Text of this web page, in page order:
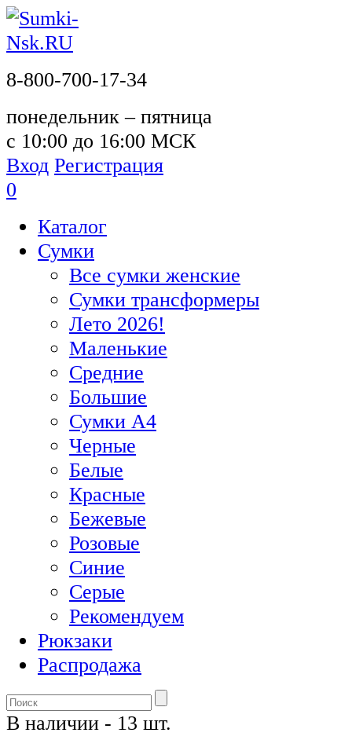
8-800-700-17-34
понедельник – пятница
с 10:00 до 16:00 МСК
Вход Регистрация
0
Каталог
Сумки
Все сумки женские
Сумки трансформеры
Лето 2026!
Маленькие
Средние
Большие
Сумки А4
Черные
Белые
Красные
Бежевые
Розовые
Синие
Серые
Рекомендуем
Рюкзаки
Распродажа
В наличии - 13 шт.